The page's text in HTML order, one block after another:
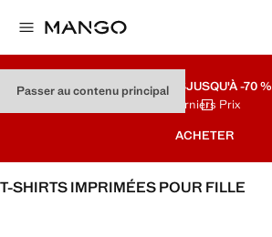
Passer au contenu principal
SOLDESJUSQU'À -70 %
Derniers Prix
ACHETER
T-SHIRTS IMPRIMÉES POUR FILLE